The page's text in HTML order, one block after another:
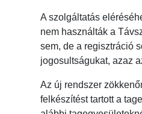
A szolgáltatás
nem használták a
sem, de a regisztráció
jogosultságukat, azaz
Az új rendszer
felkészítést tartott a